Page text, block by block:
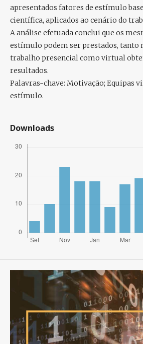
apresentados fatores de estímulo
científica, aplicados ao cenário do
A análise efetuada conclui que os
estímulo podem ser prestados, tanto
trabalho presencial como virtual
resultados.
Palavras-chave: Motivação; Equipas
estímulo.
Downloads